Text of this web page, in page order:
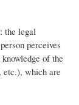
the legal
perceives
of the
etc.), which are